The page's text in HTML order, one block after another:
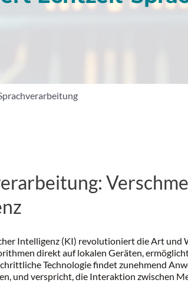
Intelligenz (KI) revolutioniert die Art und
direkt auf lokalen Geräten,
Technologie findet zunehmend
und verspricht, die Interaktion zwischen